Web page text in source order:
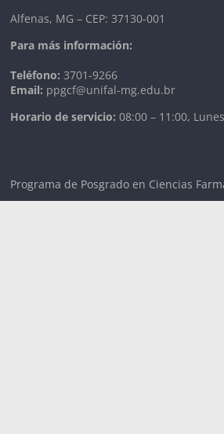
Alfenas, MG – CEP: 37130-001
Para más información:
Teléfono: 3701-9266
Email: ppgcf@unifal-mg.edu.br
Horario de servicio: 08:00 – 11:00,
Programa de Posgrado en Ciencias